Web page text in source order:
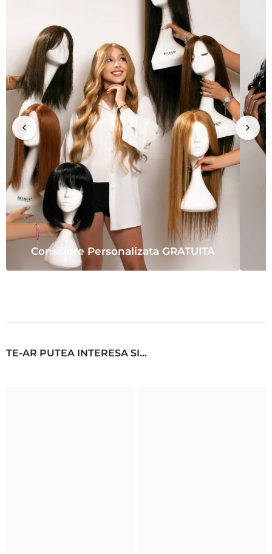
Consiliere Personalizata GRATUITA
TE-AR PUTEA INTERESA SI...